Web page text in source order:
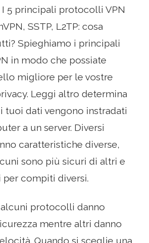
I 5 principali protocolli VPN
SSTP, L2TP: cosa
Spieghiamo i principali
in modo che possiate
migliore per le vostre
Leggi altro determina
tuoi dati vengono instradati
a un server. Diversi
caratteristiche diverse,
sono più sicuri di altri e
compiti diversi.
protocolli danno
mentre altri danno
Quando si sceglie una